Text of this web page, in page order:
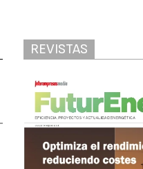
REVISTAS